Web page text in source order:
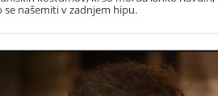
se našemiti v zadnjem hipu.